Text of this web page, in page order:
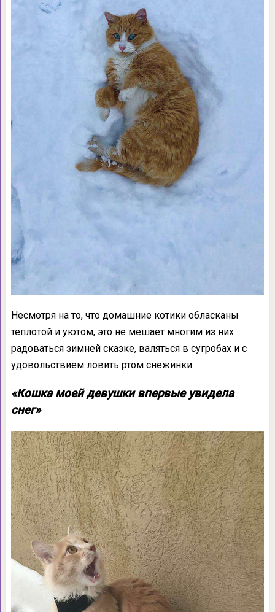
Несмотря на то, что домашние котики обласканы
теплотой и уютом, это не мешает многим из них
радоваться зимней сказке, валяться в сугробах и с
удовольствием ловить ртом снежинки.
«Кошка моей девушки впервые увидела
снег»